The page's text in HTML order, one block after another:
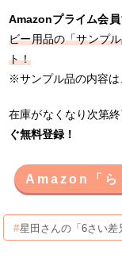
Amazonプライム会員
ビー用品の「サンプ
ト！
※サンプル品の内容は
在庫がなくなり次第終
ぐ無料登録！
Amazon「ら
星田さんの「6さい差